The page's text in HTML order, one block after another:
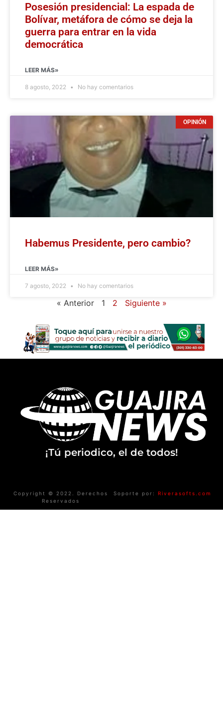
Posesión presidencial: La espada de
Bolívar, metáfora de cómo se deja la
guerra para entrar en la vida
democrática
LEER MÁS»
8 agosto, 2022 No hay comentarios
OPINIÓN
Habemus Presidente, pero cambio?
LEER MÁS»
7 agosto, 2022 No hay comentarios
« Anterior 1 2 Siguiente »
¡Tú periodico, el de todos!
Copyright © 2022. Derechos
Reservados
Soporte por: Riverasofts.com